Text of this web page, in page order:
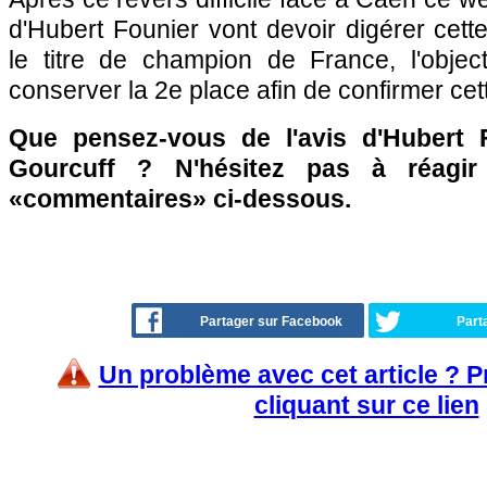
d'Hubert Founier vont devoir digérer
le titre de champion de France,
conserver la 2e place afin de confirmer
Que pensez-vous de l'avis d'Hubert
Gourcuff ? N'hésitez pas à
«commentaires» ci-dessous.
Partager sur Facebook
Un problème avec cet article ?
cliquant sur ce lien